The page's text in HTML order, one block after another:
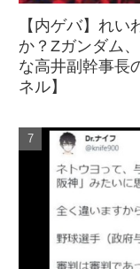
【内ゲバ】れ
か？Zガンダム
な高井副幹事長
ネル】